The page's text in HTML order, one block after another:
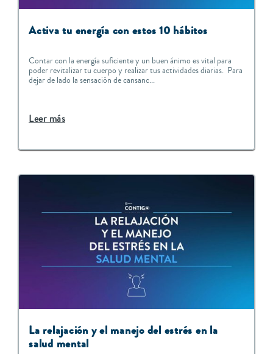
Activa tu energía con estos 10 hábitos
Contar con la energía suficiente y un buen ánimo es vital para
poder revitalizar tu cuerpo y realizar tus actividades diarias. Para
dejar de lado la sensación de cansanc...
Leer más
La relajación y el manejo del estrés en la
salud mental